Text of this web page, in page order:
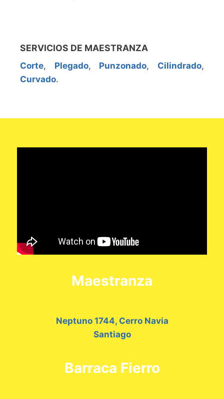
SERVICIOS DE MAESTRANZA
Corte, Plegado, Punzonado, Cilindrado,
Curvado.
Maestranza
Neptuno 1744, Cerro Navia
Santiago
Barraca Fierro